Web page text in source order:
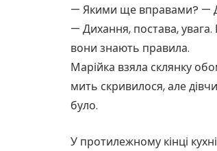
— Якими ще вправами? —
— Дихання, постава, увага.
вони знають правила.
Марійка взяла склянку
мить скривилося, але
було.
У протилежному кінці